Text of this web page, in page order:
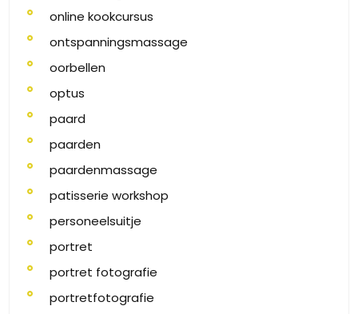
online kookcursus
ontspanningsmassage
oorbellen
optus
paard
paarden
paardenmassage
patisserie workshop
personeelsuitje
portret
portret fotografie
portretfotografie